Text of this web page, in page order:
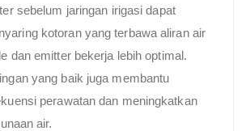
sebelum jaringan irigasi dapat
kotoran yang terbawa aliran air
dan emitter bekerja lebih optimal.
yang baik juga membantu
perawatan dan meningkatkan
air.